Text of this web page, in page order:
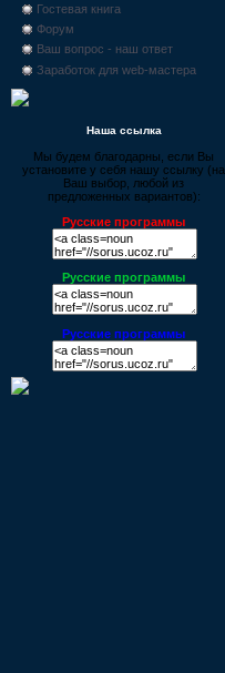
Гостевая книга
Форум
Ваш вопрос - наш ответ
Заработок для web-мастера
Наша ссылка
Мы будем благодарны, если Вы
установите у себя нашу ссылку (на
Ваш выбор, любой из
предложенных вариантов):
Русские программы
Русские программы
Русские программы